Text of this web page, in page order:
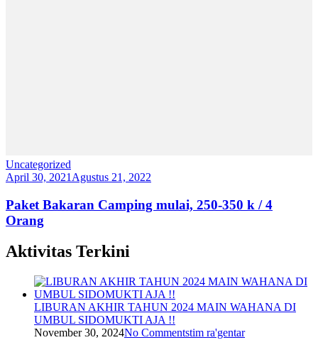
Uncategorized
April 30, 2021 Agustus 21, 2022
Paket Bakaran Camping mulai, 250-350 k / 4
Orang
Aktivitas Terkini
LIBURAN AKHIR TAHUN 2024 MAIN WAHANA DI
UMBUL SIDOMUKTI AJA !!
November 30, 2024No Commentstim ra'gentar